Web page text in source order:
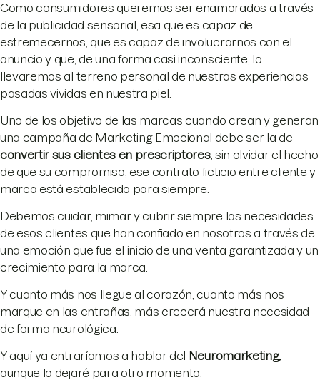
Como consumidores queremos ser enamorados a través
de la publicidad sensorial, esa que es capaz de
estremecernos, que es capaz de involucrarnos con el
anuncio y que, de una forma casi inconsciente, lo
llevaremos al terreno personal de nuestras experiencias
pasadas vividas en nuestra piel.
Uno de los objetivo de las marcas cuando crean y generan
una campaña de Marketing Emocional debe ser la de
convertir sus clientes en prescriptores, sin olvidar el hecho
de que su compromiso, ese contrato ficticio entre cliente y
marca está establecido para siempre.
Debemos cuidar, mimar y cubrir siempre las necesidades
de esos clientes que han confiado en nosotros a través de
una emoción que fue el inicio de una venta garantizada y un
crecimiento para la marca.
Y cuanto más nos llegue al corazón, cuanto más nos
marque en las entrañas, más crecerá nuestra necesidad
de forma neurológica.
Y aquí ya entraríamos a hablar del Neuromarketing,
aunque lo dejaré para otro momento.